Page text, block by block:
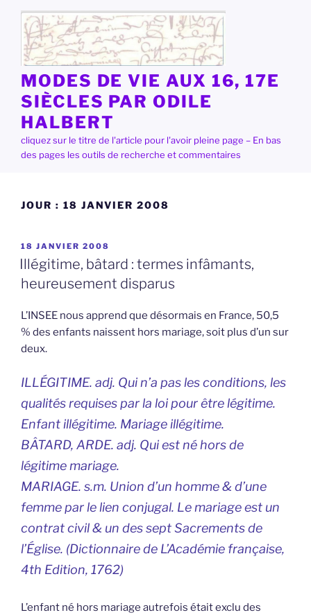
contenu
principal
MODES DE VIE AUX 16, 17E
SIÈCLES PAR ODILE
HALBERT
cliquez sur le titre de l'article pour l'avoir pleine page – En bas
des pages les outils de recherche et commentaires
JOUR : 18 JANVIER 2008
PUBLIÉ
LE
18 JANVIER 2008
Illégitime, bâtard : termes infâmants,
heureusement disparus
L’INSEE nous apprend que désormais en France, 50,5
% des enfants naissent hors mariage, soit plus d’un sur
deux.
ILLÉGITIME. adj. Qui n’a pas les conditions, les
qualités requises par la loi pour être légitime.
Enfant illégitime. Mariage illégitime.
BÂTARD, ARDE. adj. Qui est né hors de
légitime mariage.
MARIAGE. s.m. Union d’un homme & d’une
femme par le lien conjugal. Le mariage est un
contrat civil & un des sept Sacrements de
l’Église. (Dictionnaire de L’Académie française,
4th Edition, 1762)
L’enfant né hors mariage autrefois était exclu des